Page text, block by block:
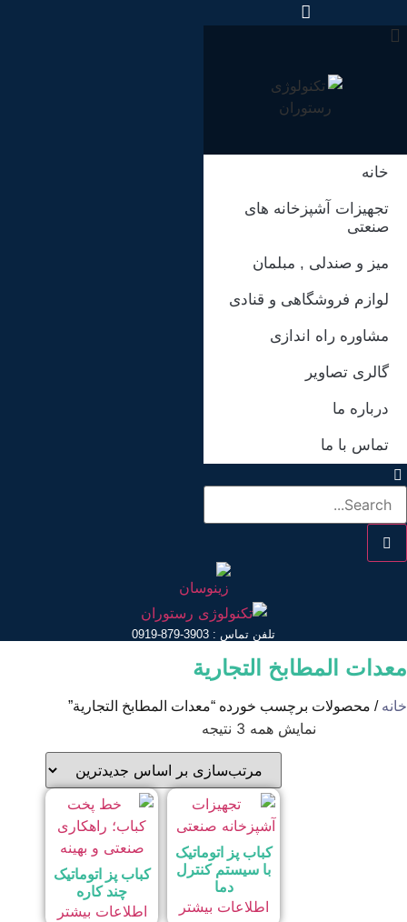
خانه
تجهیزات آشپزخانه های
صنعتی
میز و صندلی , مبلمان
لوازم فروشگاهی و قنادی
مشاوره راه اندازی
گالری تصاویر
درباره ما
تماس با ما
تلفن تماس : 3903-879-0919
المطابخ التجارية
/ محصولات برچسب خورده “معدات المطابخ التجارية”
نمایش همه 3 نتیجه
مرتب‌سازی
بر
اساس
جدیدترین
کباب پز اتوماتیک
با سیستم کنترل
دما
اطلاعات بیشتر
کباب پز اتوماتیک
چند کاره
اطلاعات بیشتر